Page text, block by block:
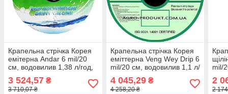
Крапельна стрічка Корея
емітерна Andar 6 mil/20
см, водовилив 1,38 л/год,
3 524,57 ₴
3 710,07 ₴
Крапельна стрічка Корея
еміттерна Veng Wey Drip 6
mil/20 см, водовилив 1,1 л/
4 045,29₴
4 258,20 ₴
mil/
2
2